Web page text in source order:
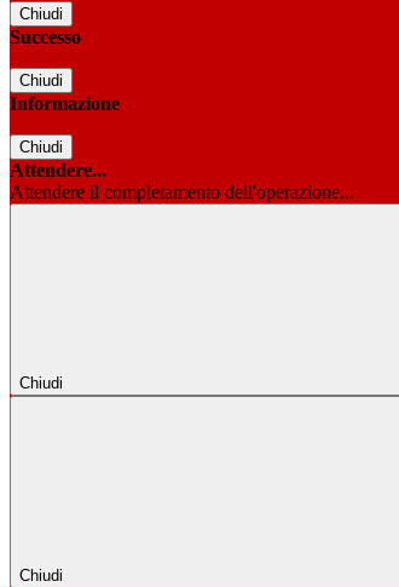
Chiudi
Successo
Chiudi
Informazione
Chiudi
Attendere...
Attendere il completamento dell'operazione...
Chiudi
Chiudi